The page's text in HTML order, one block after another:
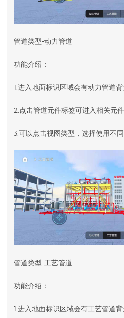
管道类型-动力管道
功能介绍：
1.进入地面标识区域会有动力管道背
2.点击管道元件标签可进入相关元件
3.可以点击视图类型，选择使用不同
管道类型-工艺管道
功能介绍：
1.进入地面标识区域会有工艺管道背